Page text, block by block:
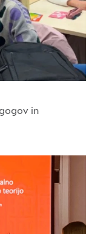
in